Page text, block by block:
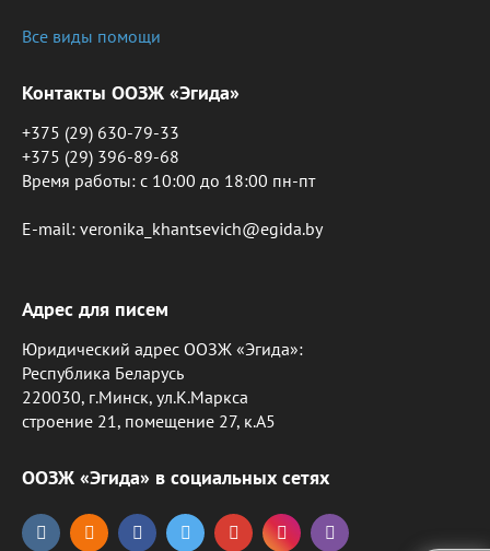
Все виды помощи
Контакты ООЗЖ «Эгида»
+375 (29) 630-79-33
+375 (29) 396-89-68
Время работы: c 10:00 до 18:00 пн-пт
E-mail: veronika_khantsevich@egida.by
Адрес для писем
Юридический адрес ООЗЖ «Эгида»:
Республика Беларусь
220030, г.Минск, ул.К.Маркса
строение 21, помещение 27, к.А5
ООЗЖ «Эгида» в социальных сетях